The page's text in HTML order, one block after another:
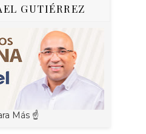
GUTIÉRREZ
Más ☝